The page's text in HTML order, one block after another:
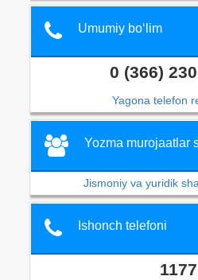
Umumiy bo‘lim
0 (366)
Yagona telefon
Yozma murojaatlar
Jismoniy va yuridik
Ishonch telefoni
1177